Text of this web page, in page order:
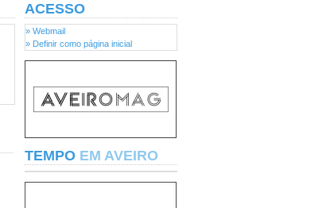
ACESSO
» Webmail
» Definir como página inicial
TEMPO EM AVEIRO